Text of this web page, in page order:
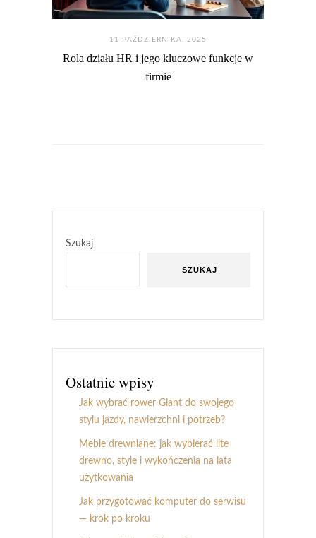
11 PAŹDZIERNIKA. 2025
Rola działu HR i jego kluczowe funkcje w
firmie
Szukaj
SZUKAJ
Ostatnie wpisy
Jak wybrać rower Giant do swojego
stylu jazdy, nawierzchni i potrzeb?
Meble drewniane: jak wybierać lite
drewno, style i wykończenia na lata
użytkowania
Jak przygotować komputer do serwisu
— krok po kroku